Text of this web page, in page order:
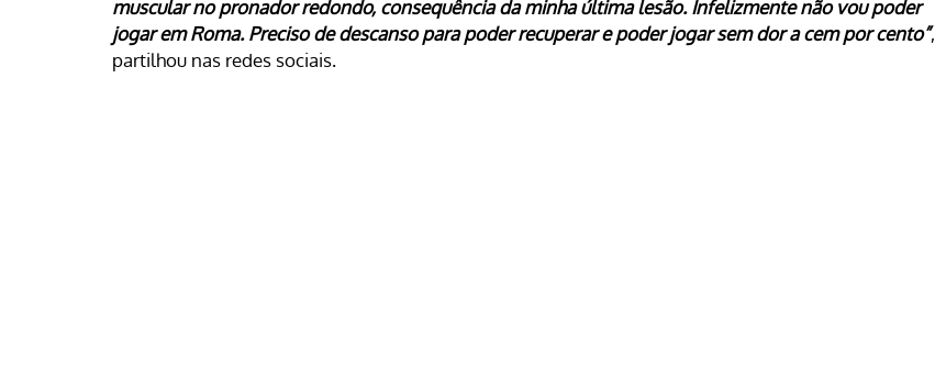
muscular no pronador redondo, consequência da minha última lesão. Infelizmente não vou poder
jogar em Roma. Preciso de descanso para poder recuperar e poder jogar sem dor a cem por cento”,
partilhou nas redes sociais.